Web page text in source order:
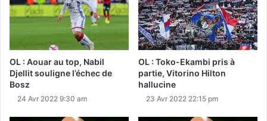
OL : Aouar au top, Nabil
Djellit souligne l’échec de
Bosz
24 Avr 2022 9:30 am
OL : Toko-Ekambi pris à
partie, Vitorino Hilton
hallucine
23 Avr 2022 22:15 pm